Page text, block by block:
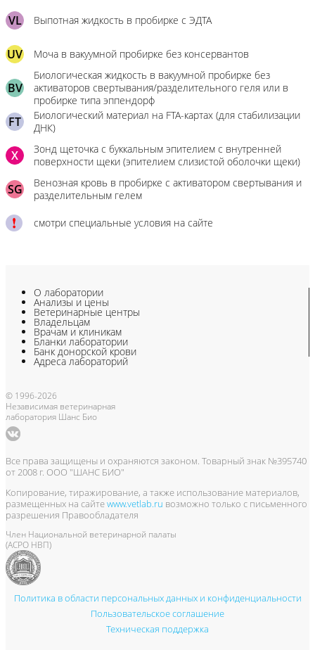
VL Выпотная жидкость в пробирке с ЭДТА
UV Моча в вакуумной пробирке без консервантов
BV
Биологическая жидкость в вакуумной пробирке без
активаторов свертывания/разделительного геля или в
пробирке типа эппендорф
FT
Биологический материал на FTA-картах (для стабилизации
ДНК)
X
Зонд щеточка с буккальным эпителием с внутренней
поверхности щеки (эпителием слизистой оболочки щеки)
SG
Венозная кровь в пробирке с активатором свертывания и
разделительным гелем
смотри специальные условия на сайте
О лаборатории
Анализы и цены
Ветеринарные центры
Владельцам
Врачам и клиникам
Бланки лаборатории
Банк донорской крови
Адреса лабораторий
© 1996-2026
Независимая ветеринарная
лаборатория Шанс Био
Все права защищены и охраняются законом. Товарный знак №395740
от 2008 г. ООО "ШАНС БИО"
Копирование, тиражирование, а также использование материалов,
размещенных на сайтеwww.vetlab.ru возможно только с письменного
разрешения Правообладателя
Член Национальной ветеринарной палаты
(АСРО НВП)
Политика в области персональных данных и конфиденциальности
Пользовательское соглашение
Техническая поддержка